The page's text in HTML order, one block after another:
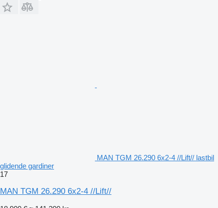
MAN TGM 26.290 6x2-4 //Lift// lastbil
glidende gardiner
17
MAN TGM 26.290 6x2-4 //Lift//